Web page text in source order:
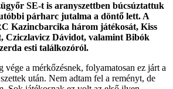
SE-t is aranyszettben búcsúztattuk
párharc jutalma a döntő lett. A
Kazincbarcika három játékosát, Kiss
Cziczlavicz Dávidot, valamint Bibók
esti találkozóról.
vége a mérkőzésnek, folyamatosan ez járt a
után. Nem adtam fel a reményt, de